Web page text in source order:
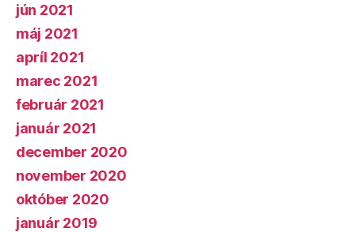
jún 2021
máj 2021
apríl 2021
marec 2021
február 2021
január 2021
december 2020
november 2020
október 2020
január 2019